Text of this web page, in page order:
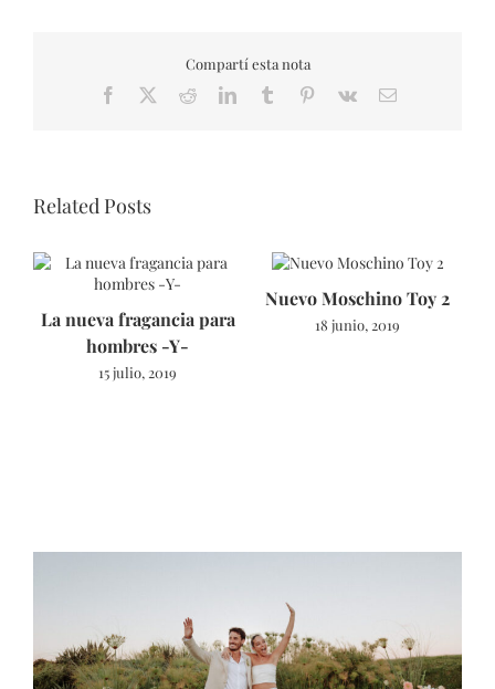
Compartí esta nota
Facebook RedditLinkedInTumblr Pinterest
Vk Email
Related Posts
La nueva fragancia para
hombres -Y-
15 julio, 2019
Nuevo Moschino Toy 2
18 junio, 2019